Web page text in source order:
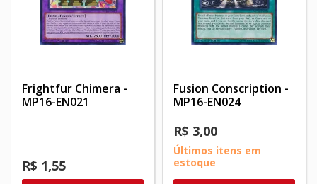
Frightfur Chimera -
MP16-EN021
R$ 1,55
Fusion Conscription -
MP16-EN024
R$ 3,00
Últimos itens em
estoque